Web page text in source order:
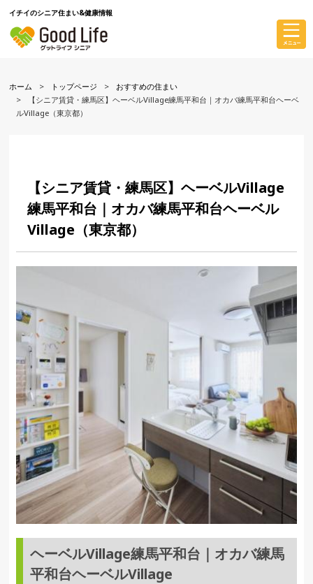
イチイのシニア住まい&健康情報
ホーム トップページ
おすすめの住まい
【シニア賃貸・練馬区】ヘーベルVillage練馬平和台｜オカバ練馬平和台ヘーベ
ルVillage（東京都）
【シニア賃貸・練馬区】ヘーベルVillage
練馬平和台｜オカバ練馬平和台ヘーベル
Village（東京都）
ヘーベルVillage練馬平和台｜オカバ練馬
平和台ヘーベルVillage